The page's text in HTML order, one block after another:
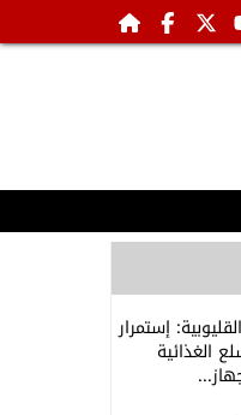
إستمرار
الغذائية